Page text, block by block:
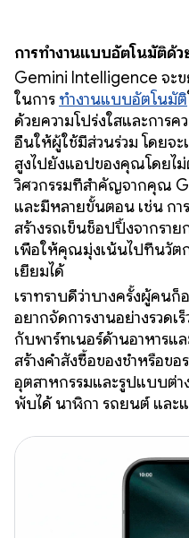
การทำงานแบบอัตโนมัติด้
Gemini Intelligence จะข
ในการ ทำงานแบบอัตโนมัติ
ด้วยความโปร่งใสและการ
อื่นให้ผู้ใช้มีส่วนร่วม โดยจะ
สูงไปยังแอปของคุณโดยไม่
วิศวกรรมที่สำคัญจากคุณ
และมีหลายขั้นตอน เช่น กา
สร้างรถเข็นช็อปปิ้งจากรา
เพื่อให้คุณมุ่งเน้นไปที่นวัต
เยี่ยมได้
เราทราบดีว่าบางครั้งผู้คน
อยากจัดการงานอย่างรวดเ
กับพาร์ทเนอร์ด้านอาหารแ
สร้างคำสั่งซื้อของชำหรือข
อุตสาหกรรมและรูปแบบต่
พับได้ นาฬิกา รถยนต์ และแ